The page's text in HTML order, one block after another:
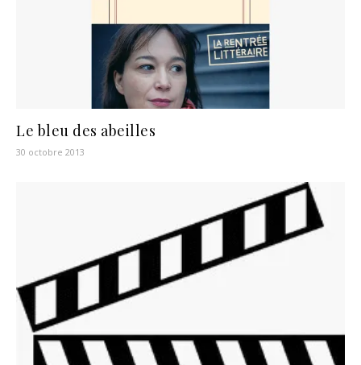
Le bleu des abeilles
30 octobre 2013